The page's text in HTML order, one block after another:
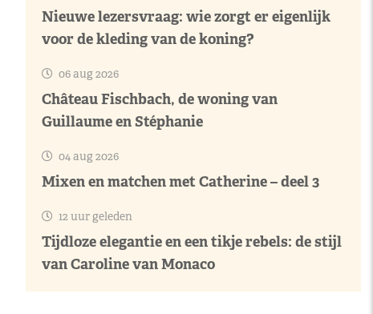
Nieuwe lezersvraag: wie zorgt er eigenlijk
voor de kleding van de koning?
06 aug 2026
Château Fischbach, de woning van
Guillaume en Stéphanie
04 aug 2026
Mixen en matchen met Catherine – deel 3
12 uur geleden
Tijdloze elegantie en een tikje rebels: de stijl
van Caroline van Monaco